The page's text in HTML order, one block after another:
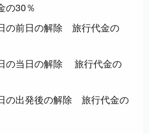
の30％
の前日の解除 旅行代金の
の当日の解除 旅行代金の
の出発後の解除 旅行代金の